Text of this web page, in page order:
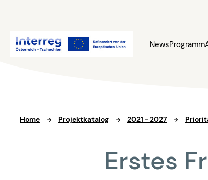
NewsProgramm
Home Projektkatalog 2021 - 2027
Erstes